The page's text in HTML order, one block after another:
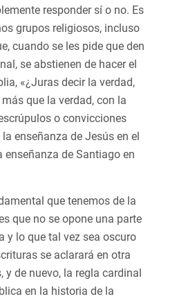
responder sí o no. Es
grupos religiosos, incluso
cuando se les pide que den
se abstienen de hacer el
«¿Juras decir la verdad,
que la verdad, con la
o convicciones
enseñanza de Jesús en el
enseñanza de Santiago en
que tenemos de la
que no se opone una parte
y lo que tal vez sea oscuro
se aclarará en otra
y de nuevo, la regla cardinal
en la historia de la